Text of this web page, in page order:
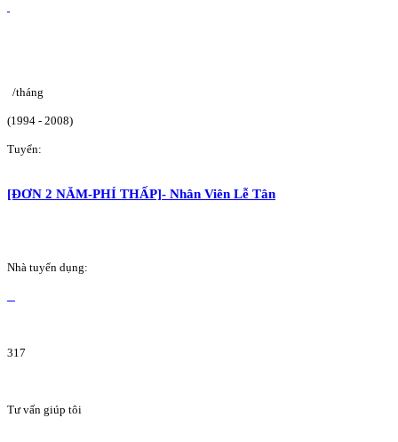
/tháng
(1994 - 2008)
Tuyển:
[ĐƠN 2 NĂM-PHÍ THẤP]- Nhân Viên Lễ Tân
Nhà tuyển dụng:
317
Tư vấn giúp tôi